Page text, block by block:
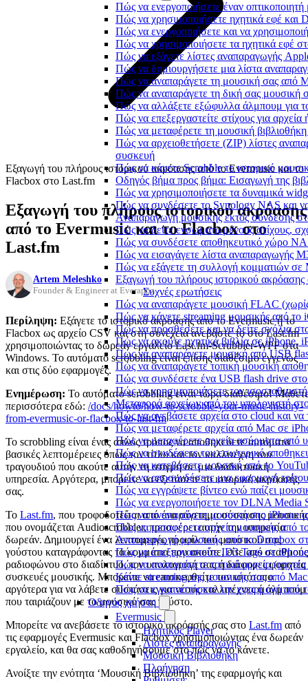
Πώς να ενεργοποιήσετε έναν
Πώς να χρησιμοποιήσετε ηχητικά εφέ
Πώς να ενεργοποιήσετε και να
Πώς να χρησιμοποιήσετε τα ηχητικά εφέ
Πώς να εξάγετε λίστες αναπαραγωγής
Πώς να δημιουργήσετε μια λίστα
Πώς να αναπαράγετε τη μουσική σας από
Πώς να αναπαράγετε τη δική σας μουσική
Πώς να αλλάξετε εξώφυλλα άλμπουμ για
Πώς να επεξεργαστείτε στίχους για
Πώς να μεταφέρετε τη μουσική
Πώς να αρχειοθετήσετε (ZIP) λίστες
συσκευή
Πώς να κάνετε Scrobble το ιστορικό
Οδηγός βήμα προς βήμα: Εισαγωγή της
Πώς να χρησιμοποιήσετε τα δυναμικά
Πώς να συνδέσετε το Synology NAS και
Αναπαραγωγή μουσικής εκτός σύνδεσης
Πώς να δείτε ενσωματωμένους στίχους,
Πώς να συνδέσετε αποθηκευτικό χώρο
Πώς να εισαγάγετε λίστα αναπαραγωγής
Πώς να εξάγετε τη συλλογή κομματιών
Εξαγωγή του πλήρους ιστορικού
Συχνές ερωτήσεις
Πώς να αναπαράγετε μουσική FLAC
Πώς να κάνετε streaming μουσικής από
Πώς να προσθέσετε και να δείτε σχόλια
Πώς να ακούτε ηχητικά βιβλία σε iPhone,
Πώς να αναπαράγετε μουσική από USB
Πώς να αναπαράγετε τοπική μουσική
Πώς να συνδέσετε ένα USB flash drive στο
Πώς να χρησιμοποιήσετε τον
Μεταφορά αρχείων από τον υπολογιστή
Πώς να ανεβάσετε αρχεία στο cloud και
Πώς να μεταφέρετε αρχεία από Mac σε
Πώς να μεταφέρετε αρχεία ασύρματα από
Πώς να συνδέσετε τον εσωτερικό
Πώς να κατεβάσετε μουσική από το
Πώς να αποσυνδέσετε μια εφαρμογή
Πώς να εγγράψετε βίντεο ενώ παίζει
Πώς να ενεργοποιήσετε τον DLNA Media
Πώς να αναπαράγετε μουσική στο iPhone
Πώς να μεταφέρετε αρχεία μουσικής από
Αναπαραγωγή μουσικής από το Dropbox
Πώς να επεξεργαστείτε ID3 Tags σε
Πώς να αναπαράγετε τοπικά αρχεία
Κάντε streaming της μουσικής σας από
Πώς να εγκαταστήσετε την εφαρμογή από
Οδηγός χρήστη
Evermusic
Ηχητικός Player
Λίστες αναπαραγωγής
Μουσική Βιβλιοθήκη
Πλοήγηση
Εξαγωγή του πλήρους ιστορικού ακρόασης από το Evermusic και το
Flacbox στο Last.fm
Εξαγωγή του πλήρους ιστορικού ακρόασης
από το Evermusic και το Flacbox στο
Last.fm
Artem Meleshko
Founder & Engineer at Everappz
Περίληψη: Εξάγετε το ιστορικό ακρόασης από το Evermusic ή το
Flacbox ως αρχείο CSV και στη συνέχεια ανεβάστε το στο Last.fm
χρησιμοποιώντας το δωρεάν εργαλείο Last.fm-Scrubbler-WPF στα
Windows. Το αυτόματο scrobbling είναι επίσης διαθέσιμο εγγενώς
και στις δύο εφαρμογές.
Ενημέρωση: Το αυτόματο scrobbling είναι τώρα διαθέσιμο!
περισσότερα εδώ: /docs/howto/how-to-scrobble-your-music-history-
from-evermusic-or-flacbox-to-last-fm
Το scrobbling είναι ένας απλός τρόπος να αποθηκεύετε αυτόματα
βασικές λεπτομέρειες όπως τον τίτλο και τον καλλιτέχνη του
τραγουδιού που ακούτε αυτήν τη στιγμή σε μια διαδικτυακή
υπηρεσία. Αργότερα, μπορείτε να εξετάσετε το ιστορικό ακρόασής
σας.
Το Last.fm, που τροφοδοτείται από ένα σύστημα σύστασης μουσικής
που ονομάζεται Audioscrobbler, προσφέρει αυτήν την υπηρεσία
δωρεάν. Δημιουργεί ένα λεπτομερές προφίλ του μουσικού σας
γούστου καταγράφοντας τα κομμάτια που ακούτε, είτε από σταθμούς
ραδιοφώνου στο διαδίκτυο, τον υπολογιστή σας ή διάφορες φορητές
συσκευές μουσικής. Μπορείτε να επισκεφθείτε τον ιστότοπο
αργότερα για να λάβετε συστάσεις για νέους καλλιτέχνες ή άλμπουμ
που ταιριάζουν με το μουσικό σας γούστο.
Μπορείτε να ανεβάσετε το ιστορικό ακρόασής σας στο Last.fm από
τις εφαρμογές Evermusic και Flacbox χρησιμοποιώντας ένα δωρεάν
εργαλείο, και θα σας καθοδηγήσουμε στο πώς να το κάνετε.
Ανοίξτε την ενότητα ‘Μουσική Βιβλιοθήκη’ της εφαρμογής και